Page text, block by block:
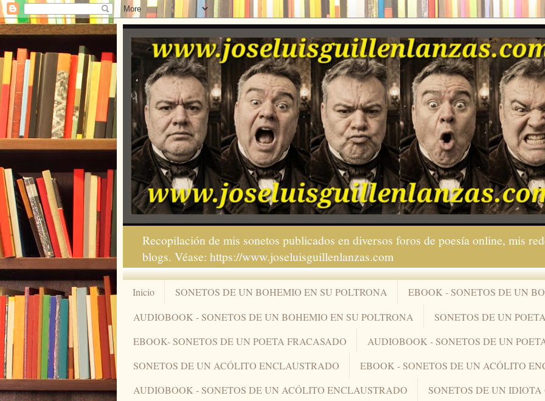
Recopilación de mis sonetos publicados en diversos foros de poesía online, mis
blogs. Véase: https://www.joseluisguillenlanzas.com
Inicio SONETOS DE UN BOHEMIO EN SU POLTRONA
EBOOK - SONETOS DE UN
AUDIOBOOK - SONETOS DE UN BOHEMIO EN SU POLTRONA
SONETOS DE UN
EBOOK- SONETOS DE UN POETA FRACASADO
AUDIOBOOK - SONETOS DE UN
SONETOS DE UN ACÓLITO ENCLAUSTRADO
EBOOK - SONETOS DE UN ACÓLITO
AUDIOBOOK - SONETOS DE UN ACÓLITO ENCLAUSTRADO
SONETOS DE UN